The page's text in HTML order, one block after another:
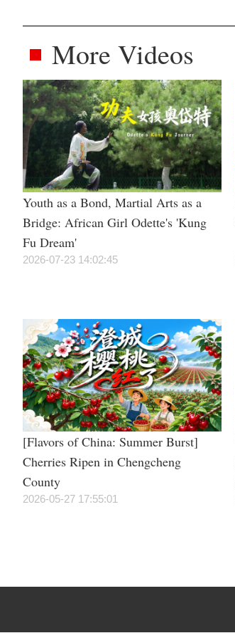
More Videos
Youth as a Bond, Martial Arts as a
Bridge: African Girl Odette's 'Kung
Fu Dream'
2026-07-23 14:02:45
[Flavors of China: Summer Burst]
Cherries Ripen in Chengcheng
County
2026-05-27 17:55:01